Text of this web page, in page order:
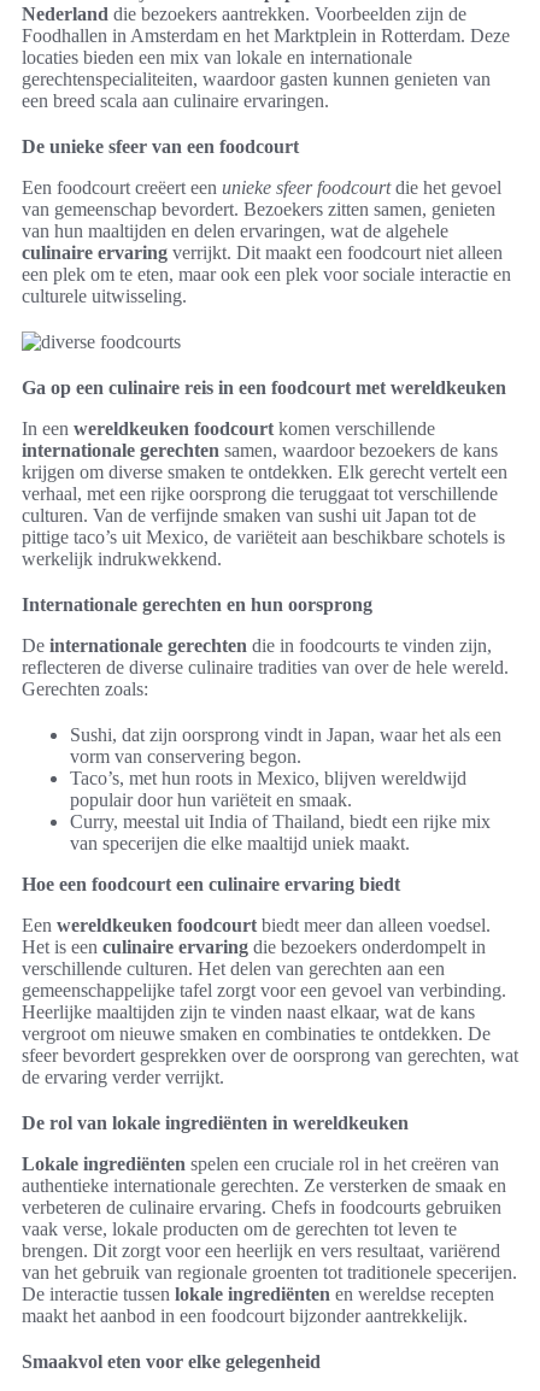
Nederland die bezoekers aantrekken. Voorbeelden zijn de
Foodhallen in Amsterdam en het Marktplein in Rotterdam. Deze
locaties bieden een mix van lokale en internationale
gerechtenspecialiteiten, waardoor gasten kunnen genieten van
een breed scala aan culinaire ervaringen.
De unieke sfeer van een foodcourt
Een foodcourt creëert een unieke sfeer foodcourtdie het gevoel
van gemeenschap bevordert. Bezoekers zitten samen, genieten
van hun maaltijden en delen ervaringen, wat de algehele
culinaire ervaring verrijkt. Dit maakt een foodcourt niet alleen
een plek om te eten, maar ook een plek voor sociale interactie en
culturele uitwisseling.
Ga op een culinaire reis in een foodcourt met wereldkeuken
In een wereldkeuken foodcourt komen verschillende
internationale gerechten samen, waardoor bezoekers de kans
krijgen om diverse smaken te ontdekken. Elk gerecht vertelt een
verhaal, met een rijke oorsprong die teruggaat tot verschillende
culturen. Van de verfijnde smaken van sushi uit Japan tot de
pittige taco’s uit Mexico, de variëteit aan beschikbare schotels is
werkelijk indrukwekkend.
Internationale gerechten en hun oorsprong
De internationale gerechten die in foodcourts te vinden zijn,
reflecteren de diverse culinaire tradities van over de hele wereld.
Gerechten zoals:
Sushi, dat zijn oorsprong vindt in Japan, waar het als een
vorm van conservering begon.
Taco’s, met hun roots in Mexico, blijven wereldwijd
populair door hun variëteit en smaak.
Curry, meestal uit India of Thailand, biedt een rijke mix
van specerijen die elke maaltijd uniek maakt.
Hoe een foodcourt een culinaire ervaring biedt
Een wereldkeuken foodcourt biedt meer dan alleen voedsel.
Het is een culinaire ervaring die bezoekers onderdompelt in
verschillende culturen. Het delen van gerechten aan een
gemeenschappelijke tafel zorgt voor een gevoel van verbinding.
Heerlijke maaltijden zijn te vinden naast elkaar, wat de kans
vergroot om nieuwe smaken en combinaties te ontdekken. De
sfeer bevordert gesprekken over de oorsprong van gerechten, wat
de ervaring verder verrijkt.
De rol van lokale ingrediënten in wereldkeuken
Lokale ingrediënten spelen een cruciale rol in het creëren van
authentieke internationale gerechten. Ze versterken de smaak en
verbeteren de culinaire ervaring. Chefs in foodcourts gebruiken
vaak verse, lokale producten om de gerechten tot leven te
brengen. Dit zorgt voor een heerlijk en vers resultaat, variërend
van het gebruik van regionale groenten tot traditionele specerijen.
De interactie tussen lokale ingrediënten en wereldse recepten
maakt het aanbod in een foodcourt bijzonder aantrekkelijk.
Smaakvol eten voor elke gelegenheid